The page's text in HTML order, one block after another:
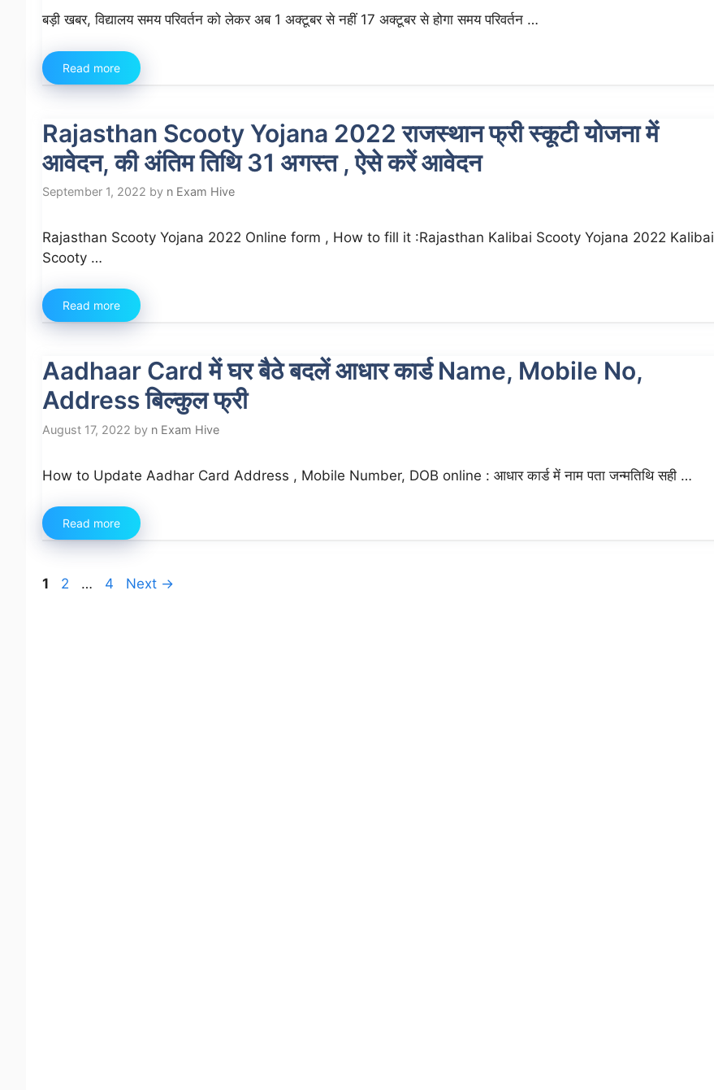
बड़ी खबर, विद्यालय समय परिवर्तन को लेकर अब 1 अक्टूबर से नहीं 17 अक्टूबर से होगा समय परिवर्तन …
Read more
Rajasthan Scooty Yojana 2022 राजस्थान फ्री स्कूटी योजना में
आवेदन, की अंतिम तिथि 31 अगस्त , ऐसे करें आवेदन
September 1, 2022 by n Exam Hive
Rajasthan Scooty Yojana 2022 Online form , How to fill it :Rajasthan Kalibai Scooty Yojana 2022 Kalibai
Scooty …
Read more
Aadhaar Card में घर बैठे बदलें आधार कार्ड Name, Mobile No,
Address बिल्कुल फ्री
August 17, 2022 by n Exam Hive
How to Update Aadhar Card Address , Mobile Number, DOB online : आधार कार्ड में नाम पता जन्मतिथि सही …
Read more
Page
1 Page
2 … Page
4 Next →